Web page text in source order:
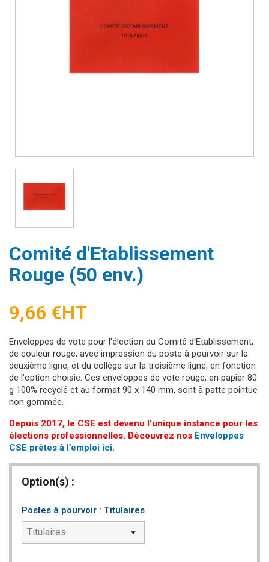
Comité d'Etablissement
Rouge (50 env.)
9,66 €HT
Enveloppes de vote pour l'élection du Comité d'Etablissement,
de couleur rouge, avec impression du poste à pourvoir sur la
deuxième ligne, et du collège sur la troisième ligne, en fonction
de l'option choisie. Ces enveloppes de vote rouge, en papier 80
g 100% recyclé et au format 90 x 140 mm, sont à patte pointue
non gommée.
Depuis 2017, le CSE est devenu l’unique instance pour les
élections professionnelles. Découvrez nos Enveloppes
CSE prêtes à l’emploi ici.
Option(s) :
Postes à pourvoir : Titulaires